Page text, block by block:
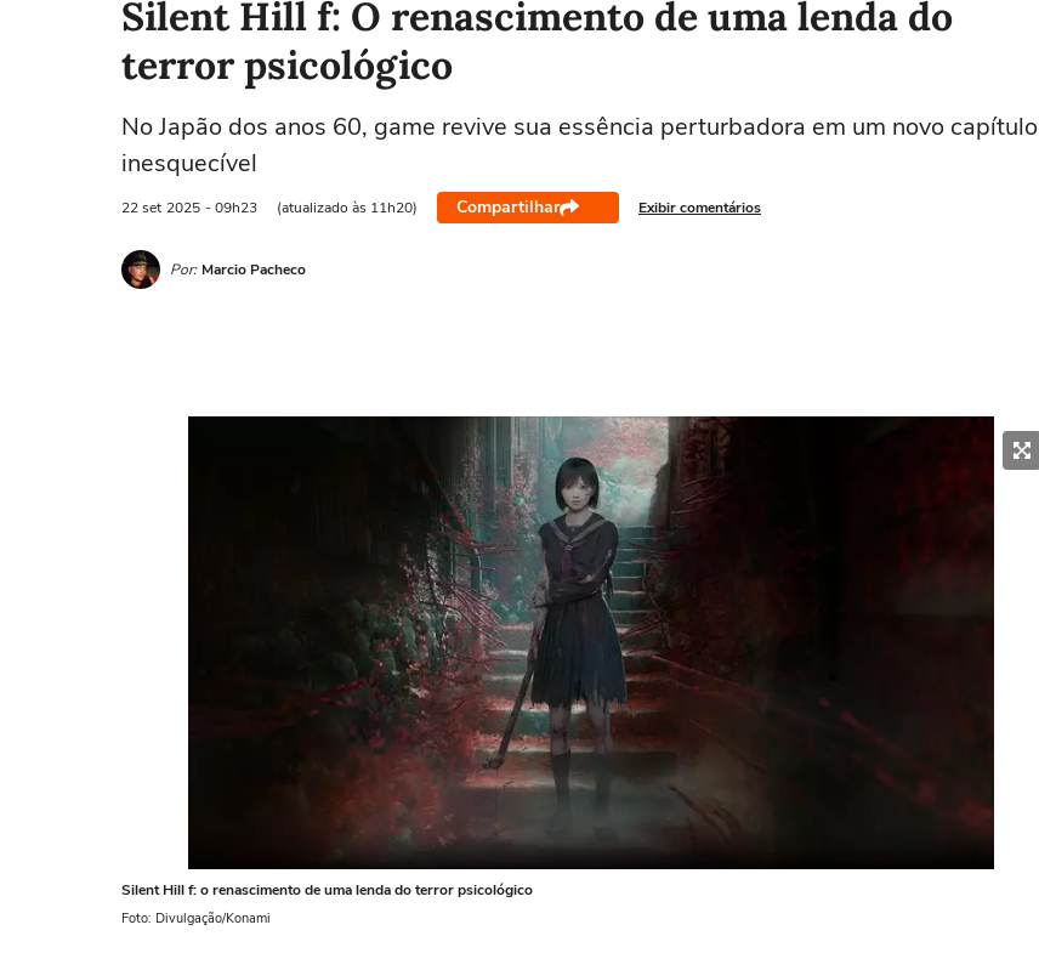
Silent Hill f: O renascimento de uma lenda do
terror psicológico
No Japão dos anos 60, game revive sua essência perturbadora em um novo capítulo
inesquecível
22 set 2025 - 09h23 (atualizado às 11h20) Compartilhar Exibir comentários
Por: Marcio Pacheco
Silent Hill f: o renascimento de uma lenda do terror psicológico
Foto: Divulgação/Konami